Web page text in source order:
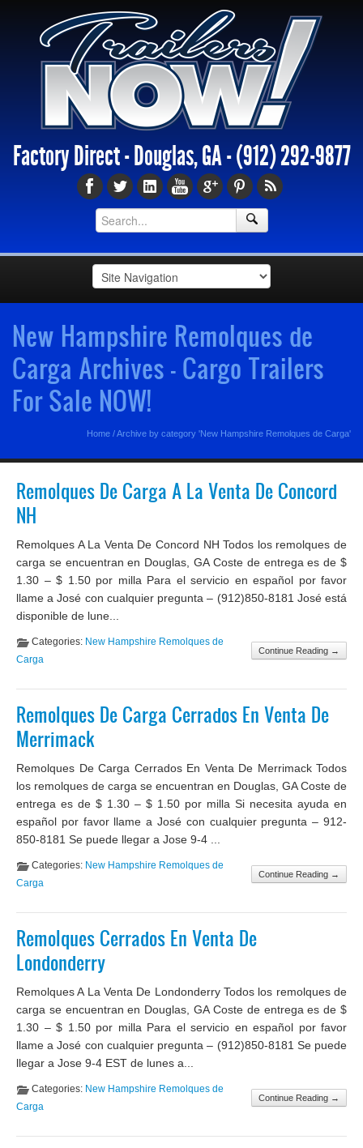
Factory Direct - Douglas, GA -(912) 292-9877
New Hampshire Remolques de
Carga Archives - Cargo Trailers
For Sale NOW!
Home /Archive by category 'New Hampshire Remolques de Carga'
Remolques De Carga A La Venta De Concord
NH
Remolques A La Venta De Concord NH Todos los remolques de
carga se encuentran en Douglas, GA Coste de entrega es de $
1.30 – $ 1.50 por milla Para el servicio en español por favor
llame a José con cualquier pregunta – (912)850-8181 José está
disponible de lune...
Continue Reading →
Categories: New Hampshire Remolques de
Carga
Remolques De Carga Cerrados En Venta De
Merrimack
Remolques De Carga Cerrados En Venta De Merrimack Todos
los remolques de carga se encuentran en Douglas, GA Coste de
entrega es de $ 1.30 – $ 1.50 por milla Si necesita ayuda en
español por favor llame a José con cualquier pregunta – 912-
850-8181 Se puede llegar a Jose 9-4 ...
Continue Reading →
Categories: New Hampshire Remolques de
Carga
Remolques Cerrados En Venta De
Londonderry
Remolques A La Venta De Londonderry Todos los remolques de
carga se encuentran en Douglas, GA Coste de entrega es de $
1.30 – $ 1.50 por milla Para el servicio en español por favor
llame a José con cualquier pregunta – (912)850-8181 Se puede
llegar a Jose 9-4 EST de lunes a...
Continue Reading →
Categories: New Hampshire Remolques de
Carga